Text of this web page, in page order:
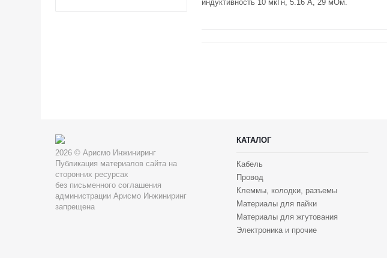
индуктивность 10 мкГн, 5.16 А, 29 мОм.
2026 © Арисмо Инжиниринг
Публикация материалов сайта на
сторонних ресурсах
без письменного соглашения
администрации Арисмо Инжиниринг
запрещена
КАТАЛОГ
Кабель
Провод
Клеммы, колодки, разъемы
Материалы для пайки
Материалы для жгутования
Электроника и прочие